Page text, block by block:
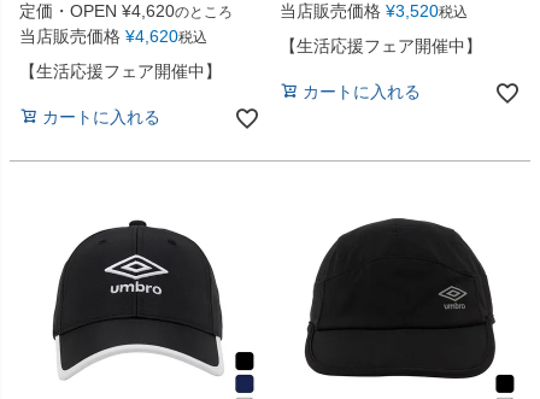
定価・OPEN ¥4,620のところ
当店販売価格 ¥4,620税込
【生活応援フェア開催中】
カートに入れる
当店販売価格 ¥3,520税込
【生活応援フェア開催中】
カートに入れる